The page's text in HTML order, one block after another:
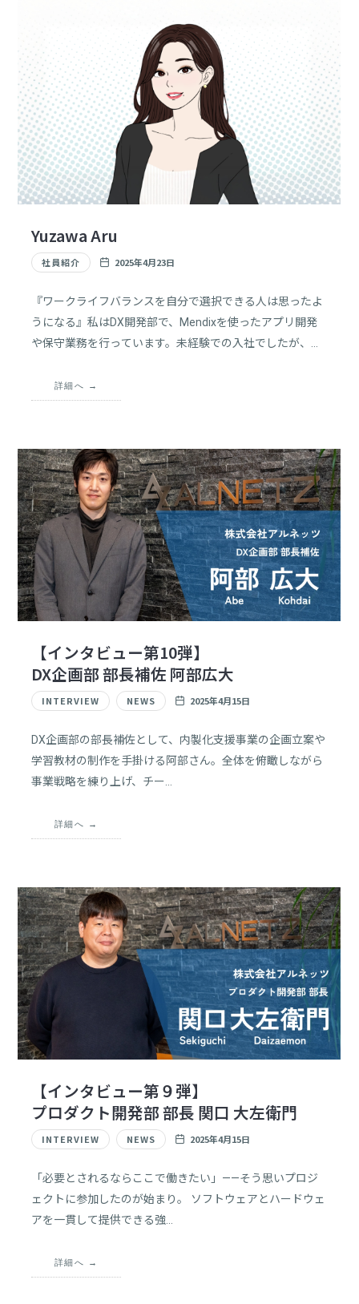
Yuzawa Aru
社員紹介 2025年4月23日
『ワークライフバランスを自分で選択できる人は思ったよ
うになる』私はDX開発部で、Mendixを使ったアプリ開発
や保守業務を行っています。未経験での入社でしたが、
めました。チームとの対話を大切にしながら、複数の視点
軟なエンジニアを目指しています。
詳細へ
【インタビュー第10弾】
DX企画部 部長補佐 阿部広大
INTERVIEW NEWS 2025年4月15日
DX企画部の部長補佐として、内製化支援事業の企画立案や
学習教材の制作を手掛ける阿部さん。全体を俯瞰しながら
事業戦略を練り上げ、チー…
詳細へ
【インタビュー第９弾】
プロダクト開発部 部長 関口 大左衛門
INTERVIEW NEWS 2025年4月15日
「必要とされるならここで働きたい」——そう思いプロジ
ェクトに参加したのが始まり。 ソフトウェアとハードウェ
アを一貫して提供できる強…
詳細へ